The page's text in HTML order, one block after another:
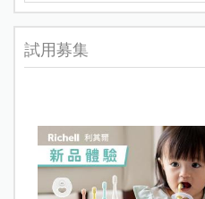
試用募集